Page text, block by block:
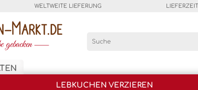
WELTWEITE LIEFERUNG
LEBKUCHEN VERZIEREN